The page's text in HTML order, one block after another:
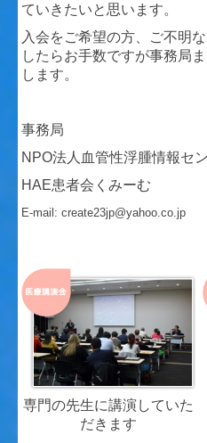
ていきたいと思います。
入会をご希望の方、ご不明
したらお手数ですが事務局
します。
事務局
NPO法人血管性浮腫情報セ
HAE患者会くみーむ
E-mail: create23jp@yahoo.co.jp
専門の先生に講演していた
だきます